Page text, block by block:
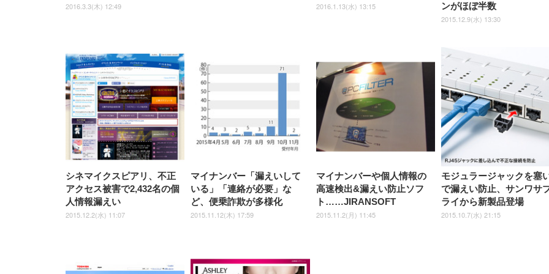
2016.3.3(木) 12:49 2016.1.13(水) 13:15 ンがほぼ半数
2015.12.9(水) 13:30
シネマイクスピアリ、不正
アクセス被害で2,432名の個
人情報漏えい
2015.12.2(水) 11:07
マイナンバー「漏えいして
いる」「連絡が必要」な
ど、便乗詐欺が多様化
2015.11.12(木) 17:59
マイナンバーや個人情報の
高速検出&漏えい防止ソフ
ト……JIRANSOFT
2015.11.2(月) 11:45
モジュラージャックを塞
で漏えい防止、サンワサ
ライから新製品登場
2015.10.7(水) 21:15